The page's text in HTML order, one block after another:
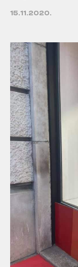
15.11.2020.